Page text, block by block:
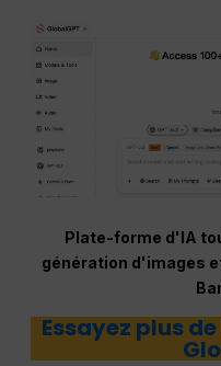
Plate-forme d'IA
génération d'images
Essayez plus